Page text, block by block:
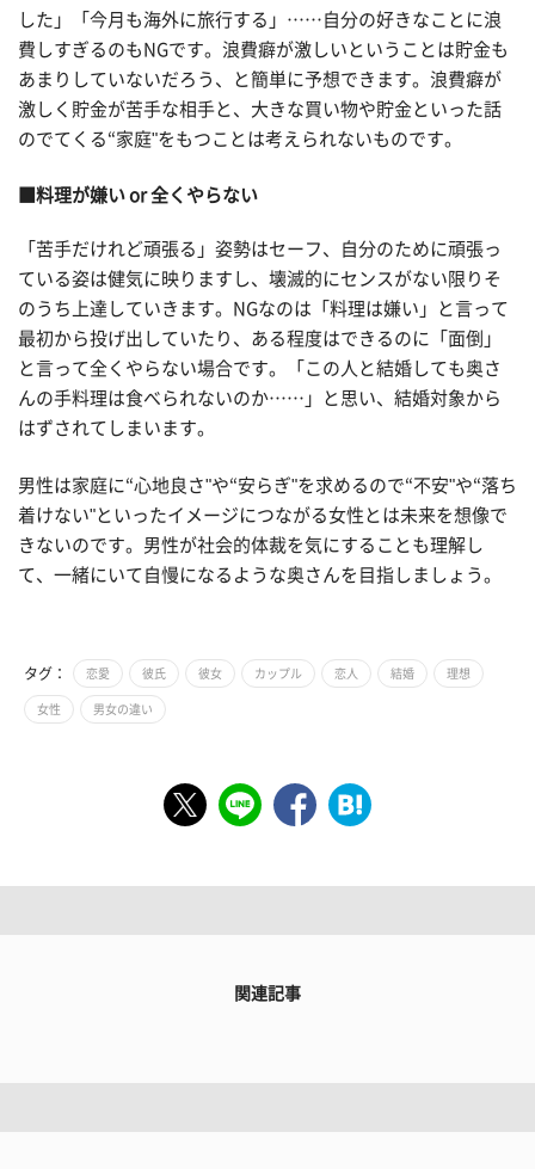
した」「今月も海外に旅行する」……自分の好きなことに浪
費しすぎるのもNGです。浪費癖が激しいということは貯金も
あまりしていないだろう、と簡単に予想できます。浪費癖が
激しく貯金が苦手な相手と、大きな買い物や貯金といった話
のでてくる“家庭"をもつことは考えられないものです。
■料理が嫌い or 全くやらない
「苦手だけれど頑張る」姿勢はセーフ、自分のために頑張っ
ている姿は健気に映りますし、壊滅的にセンスがない限りそ
のうち上達していきます。NGなのは「料理は嫌い」と言って
最初から投げ出していたり、ある程度はできるのに「面倒」
と言って全くやらない場合です。「この人と結婚しても奥さ
んの手料理は食べられないのか……」と思い、結婚対象から
はずされてしまいます。
男性は家庭に“心地良さ"や“安らぎ"を求めるので“不安"や“落ち
着けない"といったイメージにつながる女性とは未来を想像で
きないのです。男性が社会的体裁を気にすることも理解し
て、一緒にいて自慢になるような奥さんを目指しましょう。
タグ： 恋愛 彼氏 彼女 カップル 恋人 結婚 理想
女性 男女の違い
関連記事